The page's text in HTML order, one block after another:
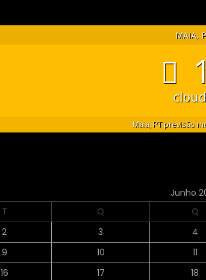
MAIA,
Maia, PTprevisão
Junho
T Q Q
2 3 4
9 10 11
16 17 18